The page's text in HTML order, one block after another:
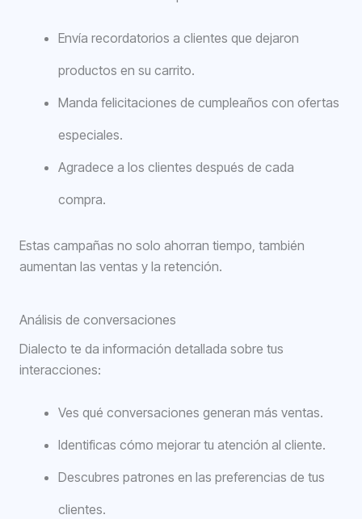
Envía recordatorios a clientes que dejaron
productos en su carrito.
Manda felicitaciones de cumpleaños con ofertas
especiales.
Agradece a los clientes después de cada
compra.
Estas campañas no solo ahorran tiempo, también
aumentan las ventas y la retención.
Análisis de conversaciones
Dialecto te da información detallada sobre tus
interacciones:
Ves qué conversaciones generan más ventas.
Identificas cómo mejorar tu atención al cliente.
Descubres patrones en las preferencias de tus
clientes.